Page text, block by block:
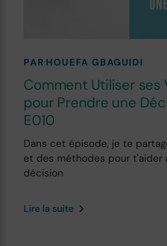
PAR HOUEFA GBAGUIDI
Comment Utiliser ses
pour Prendre une
E010
Dans cet épisode, je te
et des méthodes pour t'aider
décision
Lire la suite